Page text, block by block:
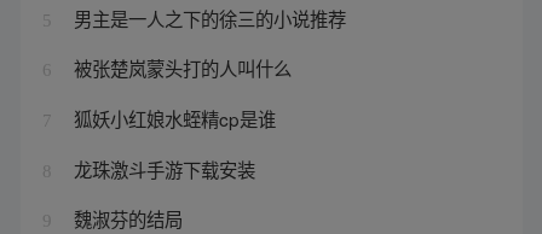
5 男主是一人之下的徐三的小说推荐
6 被张楚岚蒙头打的人叫什么
7 狐妖小红娘水蛭精cp是谁
8 龙珠激斗手游下载安装
9 魏淑芬的结局